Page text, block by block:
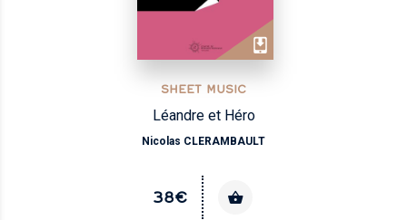
SHEET MUSIC
Léandre et Héro
Nicolas CLERAMBAULT
38€